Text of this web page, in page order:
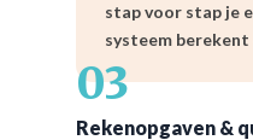
stap voor stap je
systeem
03
Rekenopgaven &